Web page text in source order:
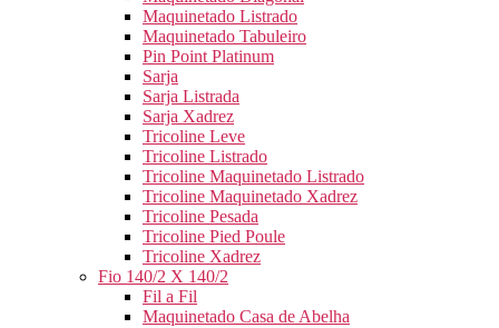
Maquinetado Listrado
Maquinetado Tabuleiro
Pin Point Platinum
Sarja
Sarja Listrada
Sarja Xadrez
Tricoline Leve
Tricoline Listrado
Tricoline Maquinetado Listrado
Tricoline Maquinetado Xadrez
Tricoline Pesada
Tricoline Pied Poule
Tricoline Xadrez
Fio 140/2 X 140/2
Fil a Fil
Maquinetado Casa de Abelha